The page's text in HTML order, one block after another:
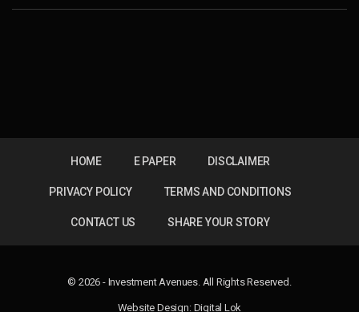
HOME E PAPER DISCLAIMER
PRIVACY POLICY TERMS AND CONDITIONS
CONTACT US SHARE YOUR STORY
© 2026 - Investment Avenues. All Rights Reserved.
Website Design: Digital Lok